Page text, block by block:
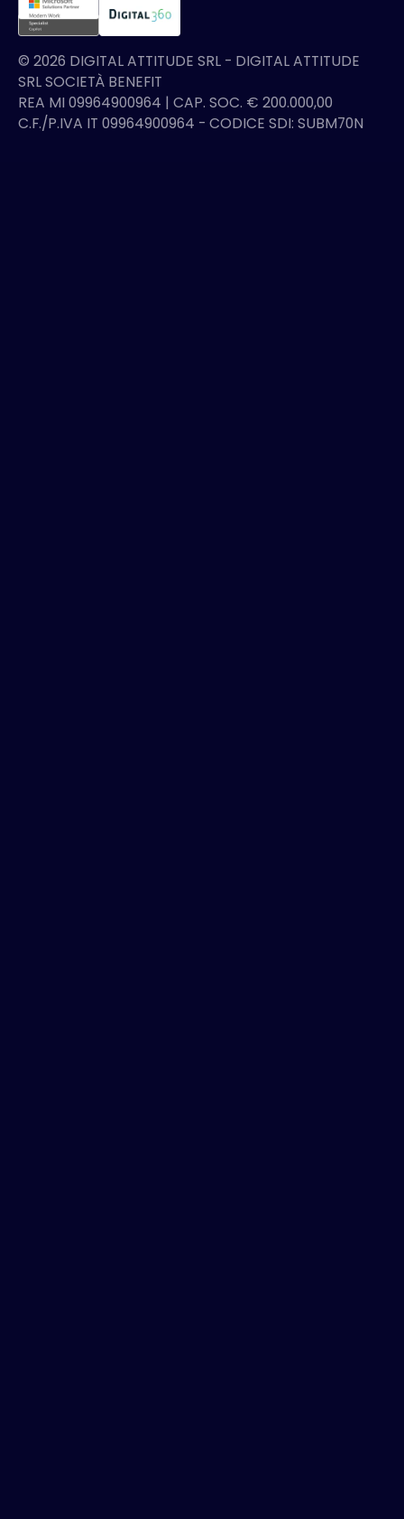
© 2026 DIGITAL ATTITUDE SRL - DIGITAL ATTITUDE
SRL SOCIETÀ BENEFIT
REA MI 09964900964 | CAP. SOC. € 200.000,00
C.F./P.IVA IT 09964900964 - CODICE SDI: SUBM70N